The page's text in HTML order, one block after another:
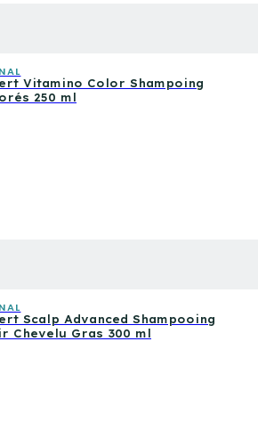
Vitamino Color Shampoing
250 ml
Scalp Advanced Shampooing
Chevelu Gras 300 ml